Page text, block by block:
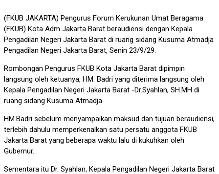
(FKUB JAKARTA) Pengurus Forum Kerukunan Umat Beragama
(FKUB) Kota Adm Jakarta Barat beraudiensi dengan Kepala
Pengadilan Negeri Jakarta Barat di ruang sidang Kusuma Atmadja
Pengadilan Negeri Jakarta Barat, Senin 23/9/29.
Rombongan Pengurus FKUB Kota Jakarta Barat dipimpin
langsung oleh ketuanya, HM. Badri yang diterima langsung oleh
Kepala Pengadilan Negeri Jakarta Barat -Dr.Syahlan, SH.MH di
ruang sidang Kusuma Atmadja.
HM.Badri sebelum menyampaikan maksud dan tujuan beraudiensi,
terlebih dahulu memperkenalkan satu persatu anggota FKUB
Jakarta Barat yang beberapa waktu lalu di kukuhkan oleh
Gubernur.
Sementara itu Dr. Syahlan, Kepala Pengadilan Negeri Jakarta Barat